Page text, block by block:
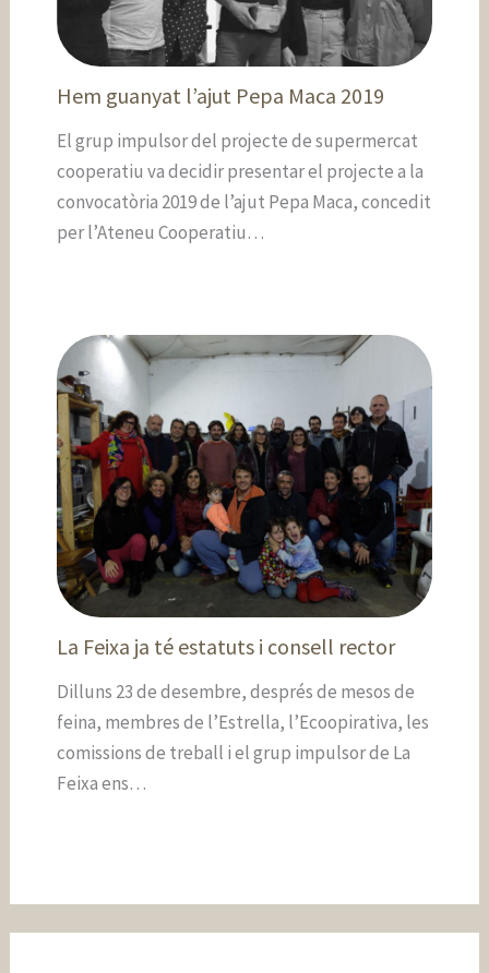
Hem guanyat l’ajut Pepa Maca 2019
El grup impulsor del projecte de supermercat
cooperatiu va decidir presentar el projecte a la
convocatòria 2019 de l’ajut Pepa Maca, concedit
per l’Ateneu Cooperatiu…
La Feixa ja té estatuts i consell rector
Dilluns 23 de desembre, després de mesos de
feina, membres de l’Estrella, l’Ecoopirativa, les
comissions de treball i el grup impulsor de La
Feixa ens…